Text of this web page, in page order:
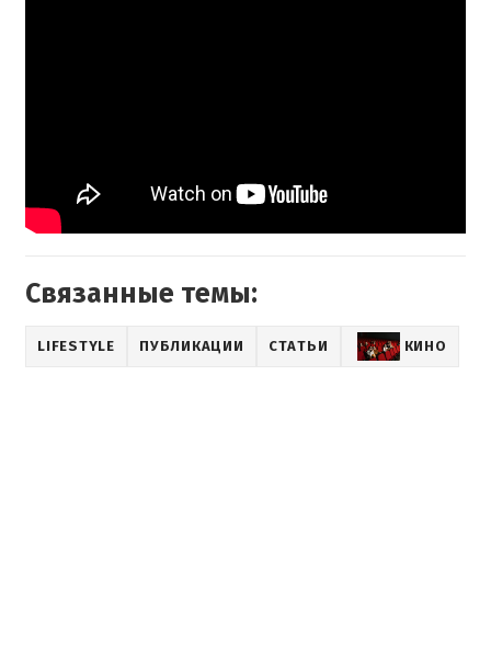
Связанные темы:
LIFESTYLE ПУБЛИКАЦИИ СТАТЬИ КИНО